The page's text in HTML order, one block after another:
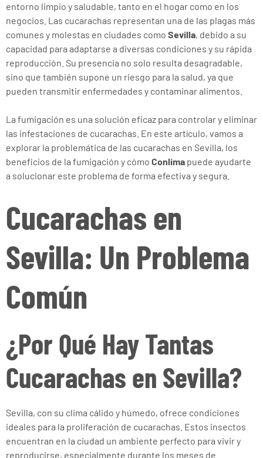
entorno limpio y saludable, tanto en el hogar como en los
negocios. Las cucarachas representan una de las plagas más
comunes y molestas en ciudades como Sevilla, debido a su
capacidad para adaptarse a diversas condiciones y su rápida
reproducción. Su presencia no solo resulta desagradable,
sino que también supone un riesgo para la salud, ya que
pueden transmitir enfermedades y contaminar alimentos.
La fumigación es una solución eficaz para controlar y eliminar
las infestaciones de cucarachas. En este artículo, vamos a
explorar la problemática de las cucarachas en Sevilla, los
beneficios de la fumigación y cómo Conlima puede ayudarte
a solucionar este problema de forma efectiva y segura.
Cucarachas en
Sevilla: Un Problema
Común
¿Por Qué Hay Tantas
Cucarachas en Sevilla?
Sevilla, con su clima cálido y húmedo, ofrece condiciones
ideales para la proliferación de cucarachas. Estos insectos
encuentran en la ciudad un ambiente perfecto para vivir y
reproducirse, especialmente durante los meses de